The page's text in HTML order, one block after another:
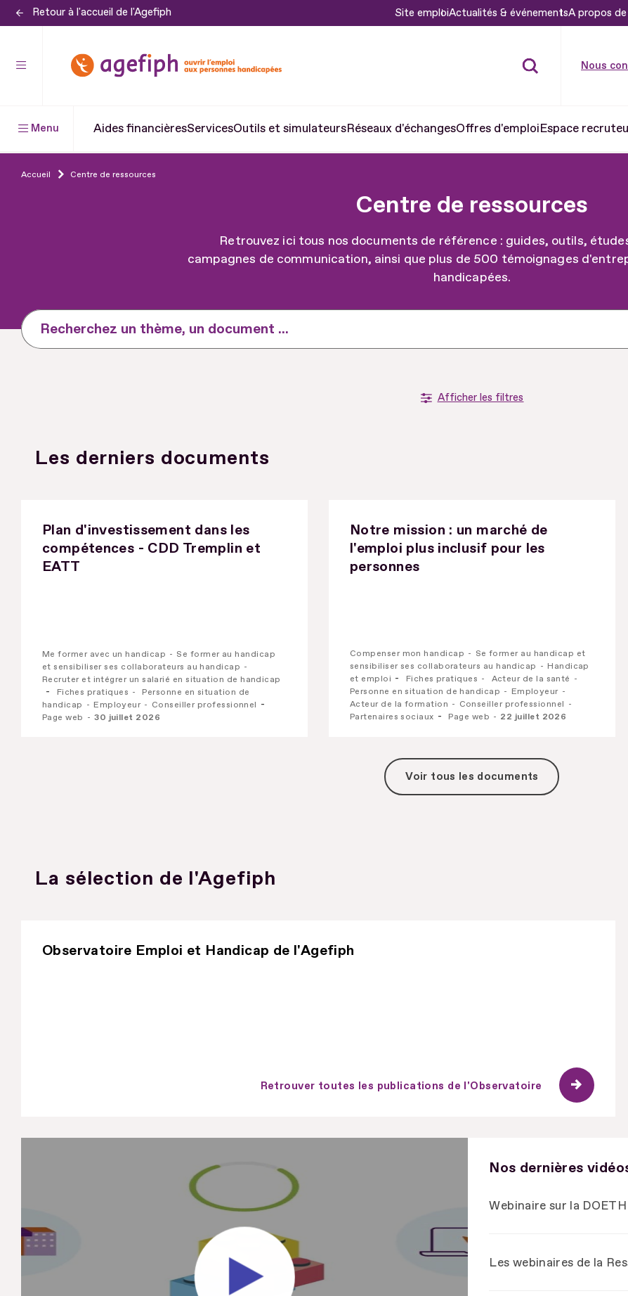
Aller
contenu
Retour à l'accueil de l'Agefiph Site emploiActualités & événementsA propos
Nous
Menu Aides financièresServicesOutils et simulateursRéseaux d'échangesOffres d'emploiEspace
Accueil Centre de ressources
Centre de ressources
Retrouvez ici tous nos documents de référence : guides, outils,
campagnes de communication, ainsi que plus de 500 témoignages
handicapées.
Recherchez un thème, un document ...
Afficher les filtres
Les derniers documents
Plan d'investissement dans les
compétences - CDD Tremplin et
EATT
Me former avec un handicap
Se former au handicap
et sensibiliser ses collaborateurs au handicap
Recruter et intégrer un salarié en situation de handicap
Fiches pratiques
Personne en situation de
handicap
Employeur
Conseiller professionnel
Page web
30 juillet 2026
Notre mission : un marché de
l'emploi plus inclusif pour les
personnes
Compenser mon handicap
Se former au handicap et
sensibiliser ses collaborateurs au handicap
Handicap
et emploi
Fiches pratiques
Acteur de la santé
Personne en situation de handicap
Employeur
Acteur de la formation
Conseiller professionnel
Partenaires sociaux
Page web 22 juillet 2026
Voir tous les documents
La sélection de l'Agefiph
Observatoire Emploi et Handicap de l'Agefiph
Retrouver toutes les publications de l'Observatoire
Nos dernières
Webinaire sur la
Les webinaires de la